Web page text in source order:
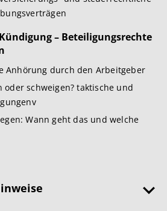
– Beteiligungsrechte
Anhörung durch den Arbeitgeber
oder schweigen? taktische und
Wann geht das und welche